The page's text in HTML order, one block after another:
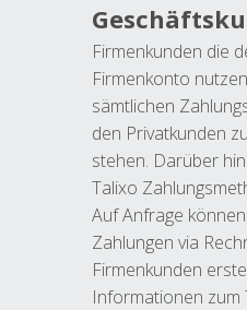
Firmenkunden die
Firmenkonto
sämtlichen
den Privatkunden
stehen. Darüber
Talixo
Auf Anfrage
Zahlungen via
Firmenkunden
Informationen zum